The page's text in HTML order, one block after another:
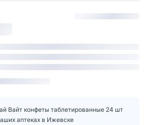
Вайт конфеты таблетированные 24 шт
аптеках в Ижевске